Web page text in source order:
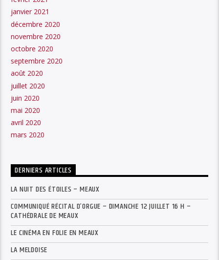
janvier 2021
décembre 2020
novembre 2020
octobre 2020
septembre 2020
août 2020
juillet 2020
juin 2020
mai 2020
avril 2020
mars 2020
DERNIERS ARTICLES
LA NUIT DES ÉTOILES – MEAUX
COMMUNIQUÉ RÉCITAL D’ORGUE – DIMANCHE 12 JUILLET 16 H –
CATHÉDRALE DE MEAUX
LE CINÉMA EN FOLIE EN MEAUX
LA MELDOISE